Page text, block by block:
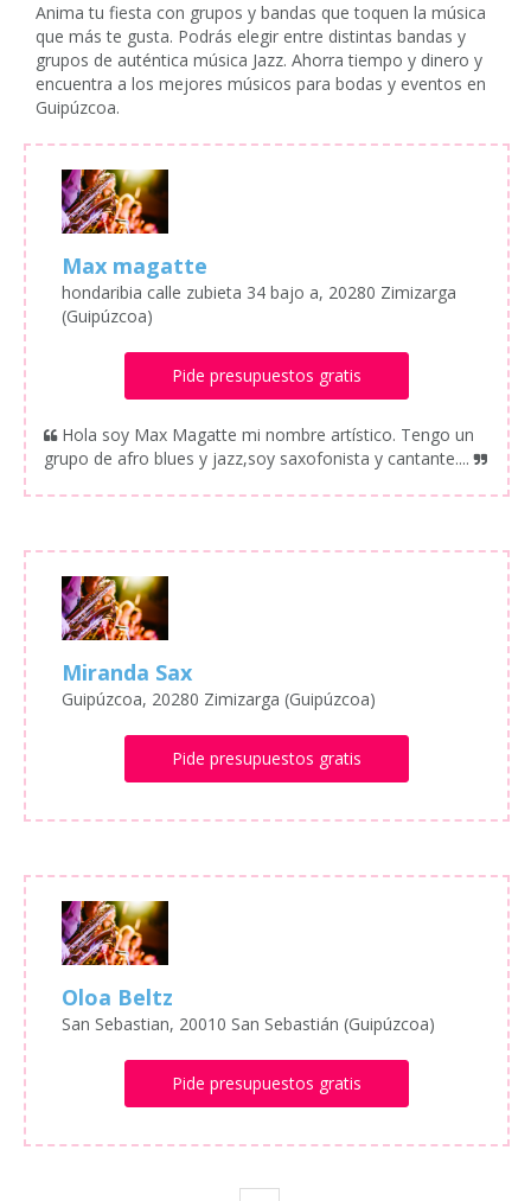
Anima tu fiesta con grupos y bandas que toquen la música
que más te gusta. Podrás elegir entre distintas bandas y
grupos de auténtica música Jazz. Ahorra tiempo y dinero y
encuentra a los mejores músicos para bodas y eventos en
Guipúzcoa.
Max magatte
hondaribia calle zubieta 34 bajo a, 20280 Zimizarga
(Guipúzcoa)
Pide presupuestos gratis
Hola soy Max Magatte mi nombre artístico. Tengo un
grupo de afro blues y jazz,soy saxofonista y cantante....
Miranda Sax
Guipúzcoa, 20280 Zimizarga (Guipúzcoa)
Pide presupuestos gratis
Oloa Beltz
San Sebastian, 20010 San Sebastián (Guipúzcoa)
Pide presupuestos gratis